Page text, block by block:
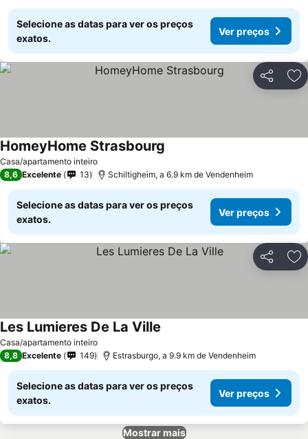
Selecione as datas para ver os preços
exatos.
Ver preços
Partilhar
Casa/apartamento inteiro
HomeyHome Strasbourg
8,6 Excelente 13 Schiltigheim, a 6.9 km de Vendenheim
Selecione as datas para ver os preços
exatos.
Ver preços
Partilhar
Casa/apartamento inteiro
Les Lumieres De La Ville
8,8 Excelente 149 Estrasburgo, a 9.9 km de Vendenheim
Selecione as datas para ver os preços
exatos.
Ver preços
Mostrar mais